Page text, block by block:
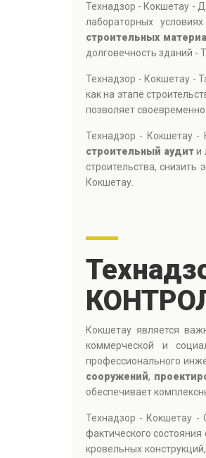
Технадзор - Кокшетау -
лабораторных
строительных
долговечность зданий -
Технадзор - Кокшетау -
как на этапе
позволяет
Технадзор - Кокшетау -
строительный аудити
строительства,
Кокшетау.
Кокшетау является
коммерческой и
профессионального
сооружений,
обеспечивает
Технадзор - Кокшетау -
фактического
кровельных